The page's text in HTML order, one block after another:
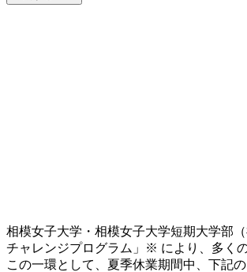
相模女子大学・相模女子大学短期大学部
チャレンジプログラム」※ により、多く
この一環として、夏季休業期間中、下記